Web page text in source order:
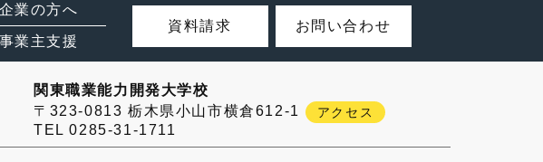
企業の方へ
事業主支援
資料請求 お問い合わせ
関東職業能力開発大学校
〒323-0813 栃木県小山市横倉612-1
アクセス
TEL 0285-31-1711